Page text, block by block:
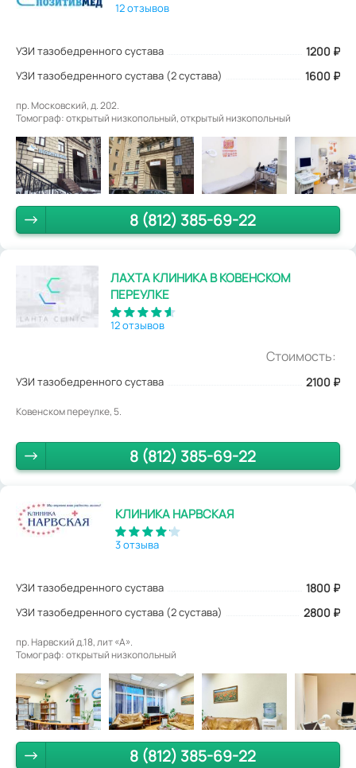
12 отзывов
УЗИ тазобедренного сустава 1200 ₽
УЗИ тазобедренного сустава (2 сустава) 1600 ₽
пр. Московский, д. 202.
Томограф: открытый низкопольный, открытый низкопольный
8 (812) 385-69-22
ЛАХТА КЛИНИКА В КОВЕНСКОМ
ПЕРЕУЛКЕ
12 отзывов
Стоимость:
УЗИ тазобедренного сустава 2100 ₽
Ковенском переулке, 5.
8 (812) 385-69-22
КЛИНИКА НАРВСКАЯ
3 отзыва
УЗИ тазобедренного сустава 1800 ₽
УЗИ тазобедренного сустава (2 сустава) 2800 ₽
пр. Нарвский д.18, лит «А».
Томограф: открытый низкопольный
8 (812) 385-69-22